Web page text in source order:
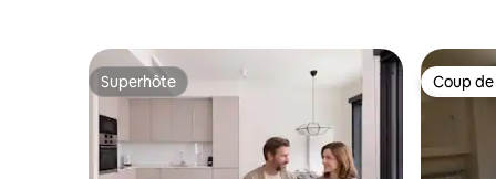
Superhôte
Superhôte Coup
Coup